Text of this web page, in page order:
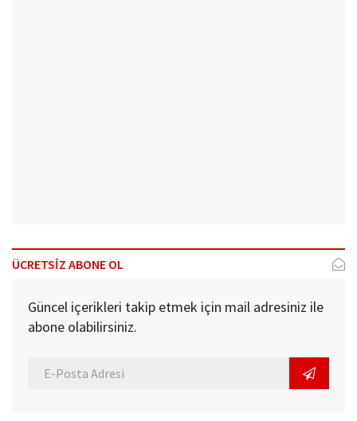
ÜCRETSİZ ABONE OL
Güncel içerikleri takip etmek için mail adresiniz ile
abone olabilirsiniz.